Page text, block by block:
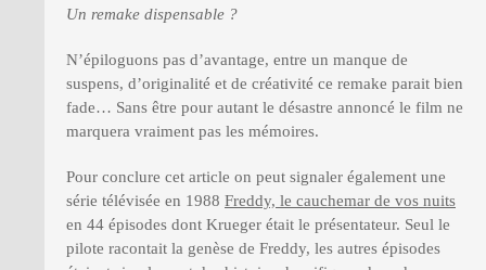
Un remake dispensable ?
N’épiloguons pas d’avantage, entre un manque de
suspens, d’originalité et de créativité ce remake parait bien
fade… Sans être pour autant le désastre annoncé le film ne
marquera vraiment pas les mémoires.
Pour conclure cet article on peut signaler également une
série télévisée en 1988 Freddy, le cauchemar de vos nuits
en 44 épisodes dont Krueger était le présentateur. Seul le
pilote racontait la genèse de Freddy, les autres épisodes